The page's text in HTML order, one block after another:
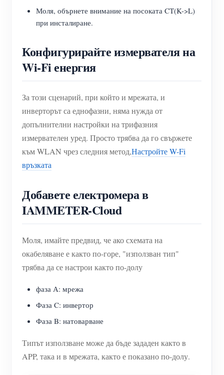
Моля, обърнете внимание на посоката CT(K->L)
при инсталиране.
Конфигурирайте измервателя на
Wi-Fi енергия
За този сценарий, при който и мрежата, и
инверторът са еднофазни, няма нужда от
допълнителни настройки на трифазния
измервателен уред. Просто трябва да го свържете
към WLAN чрез следния метод,Настройте W-Fi
връзката
Добавете електромера в
IAMMETER-Cloud
Моля, имайте предвид, че ако схемата на
окабеляване е както по-горе, "използван тип"
трябва да се настрои както по-долу
фаза А: мрежа
Фаза C: инвертор
Фаза B: натоварване
Типът използване може да бъде зададен както в
APP, така и в мрежата, както е показано по-долу.